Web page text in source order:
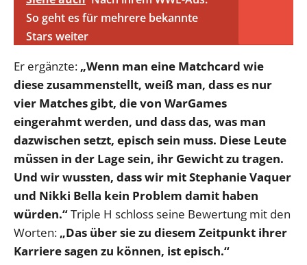
So geht es für mehrere bekannte
Stars weiter
Er ergänzte: „Wenn man eine Matchcard wie
diese zusammenstellt, weiß man, dass es nur
vier Matches gibt, die von WarGames
eingerahmt werden, und dass das, was man
dazwischen setzt, episch sein muss. Diese Leute
müssen in der Lage sein, ihr Gewicht zu tragen.
Und wir wussten, dass wir mit Stephanie Vaquer
und Nikki Bella kein Problem damit haben
würden.“Triple H schloss seine Bewertung mit den
Worten: „Das über sie zu diesem Zeitpunkt ihrer
Karriere sagen zu können, ist episch.“